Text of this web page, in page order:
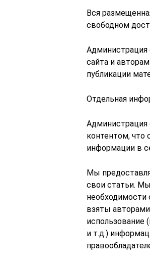
Вся
свободном
Администрация
сайта и
публикации
Отдельная
Администрация
контентом, что
информации в
Мы
свои статьи.
необходимости
взяты
использование
и т.д.)